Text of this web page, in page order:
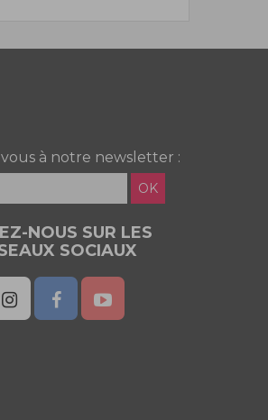
à notre newsletter :
OK
NOUS SUR LES
SOCIAUX